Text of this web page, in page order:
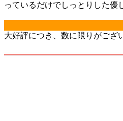
っているだけでしっとりした優
大好評につき、数に限りがござ